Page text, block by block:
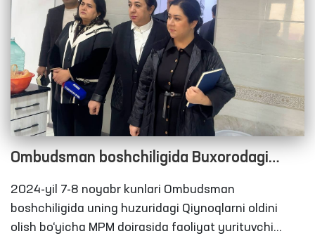
Ombudsman boshchiligida Buxorodagi
harakatlanish erkinligi cheklangan shaxslar
saqlanadigann yopiq muassasalardagi
sharoitlar o‘rganildi
2024-yil 7-8 noyabr kunlari Ombudsman
boshchiligida uning huzuridagi Qiynoqlarni oldini
olish bo‘yicha MPM doirasida faoliyat yurituvchi